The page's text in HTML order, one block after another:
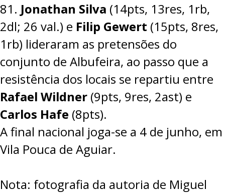
81 . Jonathan Silva (14pts, 13res, 1rb,
2dl; 26 val.) e Filip Gewert (15pts, 8res,
1rb) lideraram as pretensões do
conjunto de Albufeira, ao passo que a
resistência dos locais se repartiu entre
Rafael Wildner (9pts, 9res, 2ast) e
Carlos Hafe (8pts).
A final nacional joga-se a 4 de junho, em
Vila Pouca de Aguiar.
Nota: fotografia da autoria de Miguel